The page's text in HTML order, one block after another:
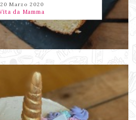
20 Marzo 2020
da Mamma